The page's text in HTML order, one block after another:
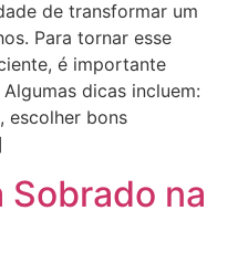
de transformar um
Para tornar esse
é importante
dicas incluem:
escolher bons
Sobrado na